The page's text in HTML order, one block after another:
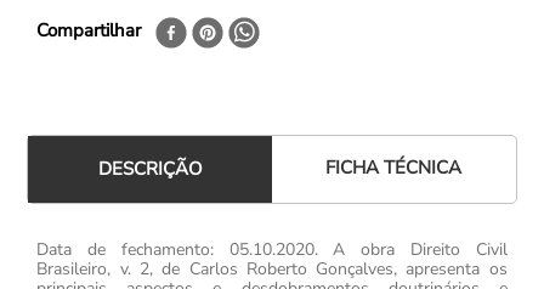
Compartilhar
DESCRIÇÃO FICHA TÉCNICA
Data de fechamento: 05.10.2020. A obra Direito Civil
Brasileiro, v. 2, de Carlos Roberto Gonçalves, apresenta os